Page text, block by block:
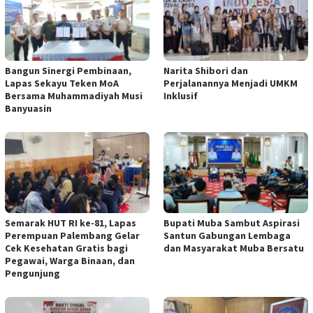
Bangun Sinergi Pembinaan,
Lapas Sekayu Teken MoA
Bersama Muhammadiyah Musi
Banyuasin
Narita Shibori dan
Perjalanannya Menjadi UMKM
Inklusif
Semarak HUT RI ke-81, Lapas
Perempuan Palembang Gelar
Cek Kesehatan Gratis bagi
Pegawai, Warga Binaan, dan
Pengunjung
Bupati Muba Sambut Aspirasi
Santun Gabungan Lembaga
dan Masyarakat Muba Bersatu